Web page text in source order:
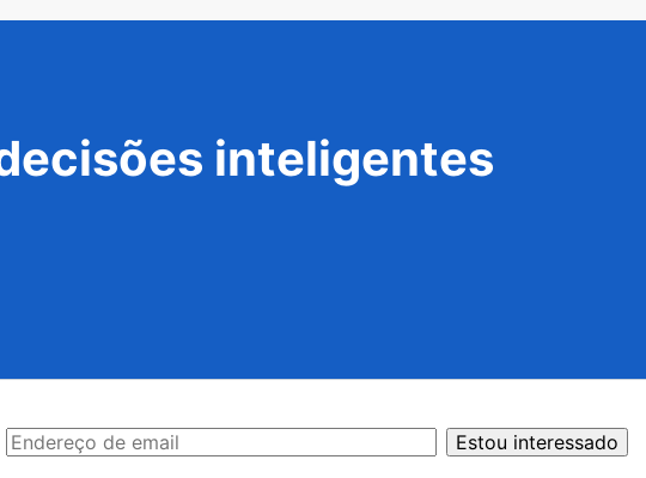
inteligentes
Estou interessado